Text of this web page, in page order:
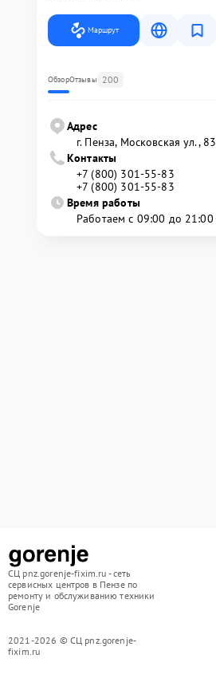
Маршрут
ОбзорОтзывы 200
Адрес
г. Пенза, Московская ул., 83
Контакты
+7 (800) 301-55-83
+7 (800) 301-55-83
Время работы
Работаем с 09:00 до 21:00
СЦ pnz.gorenje-fixim.ru - сеть
сервисных центров в Пензе по
ремонту и обслуживанию техники
Gorenje
2021-2026 © СЦ pnz.gorenje-
fixim.ru